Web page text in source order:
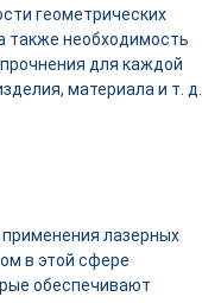
геометрических
также необходимость
для каждой
материала и т. д.
лазерных
в этой сфере
обеспечивают